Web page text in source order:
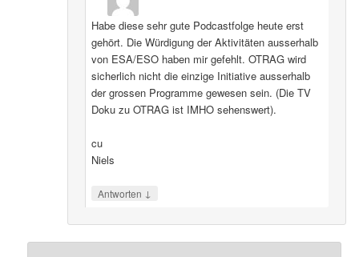
Habe diese sehr gute Podcastfolge heute erst
gehört. Die Würdigung der Aktivitäten ausserhalb
von ESA/ESO haben mir gefehlt. OTRAG wird
sicherlich nicht die einzige Initiative ausserhalb
der grossen Programme gewesen sein. (Die TV
Doku zu OTRAG ist IMHO sehenswert).
cu
Niels
Antworten ↓